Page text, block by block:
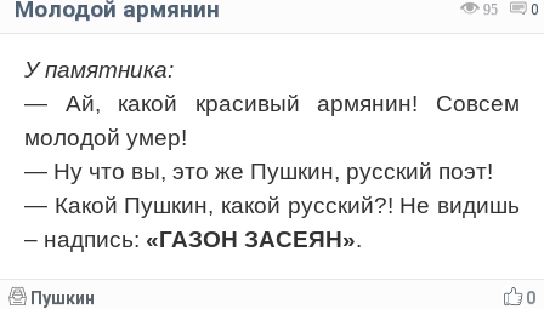
95 0
Молодой армянин
У памятника:
— Ай, какой красивый армянин! Совсем
молодой умер!
— Ну что вы, это же Пушкин, русский поэт!
— Какой Пушкин, какой русский?! Не видишь
– надпись: «ГАЗОН ЗАСЕЯН».
0
Пушкин